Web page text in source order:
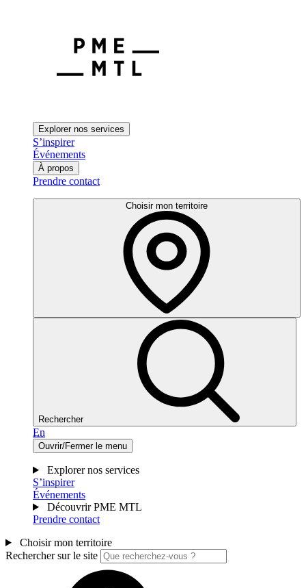
Explorer nos services
S’inspirer
Événements
À propos
Prendre contact
Choisir mon territoire
Rechercher
En
Ouvrir/Fermer le menu
Explorer nos services
S’inspirer
Événements
Découvrir PME MTL
Prendre contact
Choisir mon territoire
Rechercher sur le site